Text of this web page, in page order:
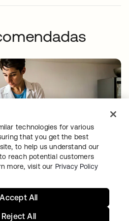
de experiências
por meio do TakedaID
technologies for various
that you get the best
to help us understand our
reach potential customers
more, visit our Privacy Policy
Reject All
Accept All